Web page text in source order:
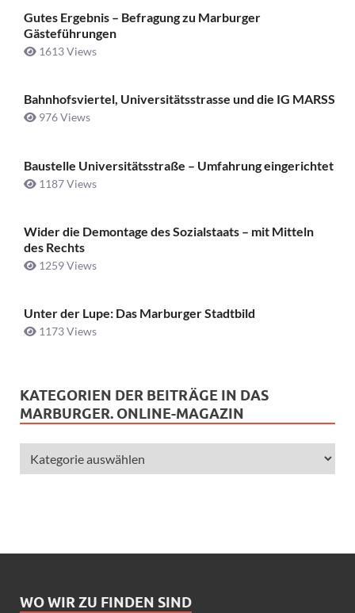
Gutes Ergebnis – Befragung zu Marburger
Gästeführungen
1613 Views
Bahnhofsviertel, Universitätsstrasse und die IG MARSS
976 Views
Baustelle Universitätsstraße ­– Umfahrung eingerichtet
1187 Views
Wider die Demontage des Sozialstaats – mit Mitteln
des Rechts
1259 Views
Unter der Lupe: Das Marburger Stadtbild
1173 Views
KATEGORIEN DER BEITRÄGE IN DAS
MARBURGER. ONLINE-MAGAZIN
WO WIR ZU FINDEN SIND